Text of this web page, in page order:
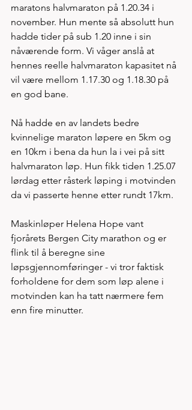
maratons halvmaraton på 1.20.34 i
november. Hun mente så absolutt hun
hadde tider på sub 1.20 inne i sin
nåværende form. Vi våger anslå at
hennes reelle halvmaraton kapasitet nå
vil være mellom 1.17.30 og 1.18.30 på
en god bane.
Nå hadde en av landets bedre
kvinnelige maraton løpere en 5km og
en 10km i bena da hun la i vei på sitt
halvmaraton løp. Hun fikk tiden 1.25.07
lørdag etter råsterk løping i motvinden
da vi passerte henne etter rundt 17km.
Maskinløper Helena Hope vant
fjorårets Bergen City marathon og er
flink til å beregne sine
løpsgjennomføringer - vi tror faktisk
forholdene for dem som løp alene i
motvinden kan ha tatt nærmere fem
enn fire minutter.